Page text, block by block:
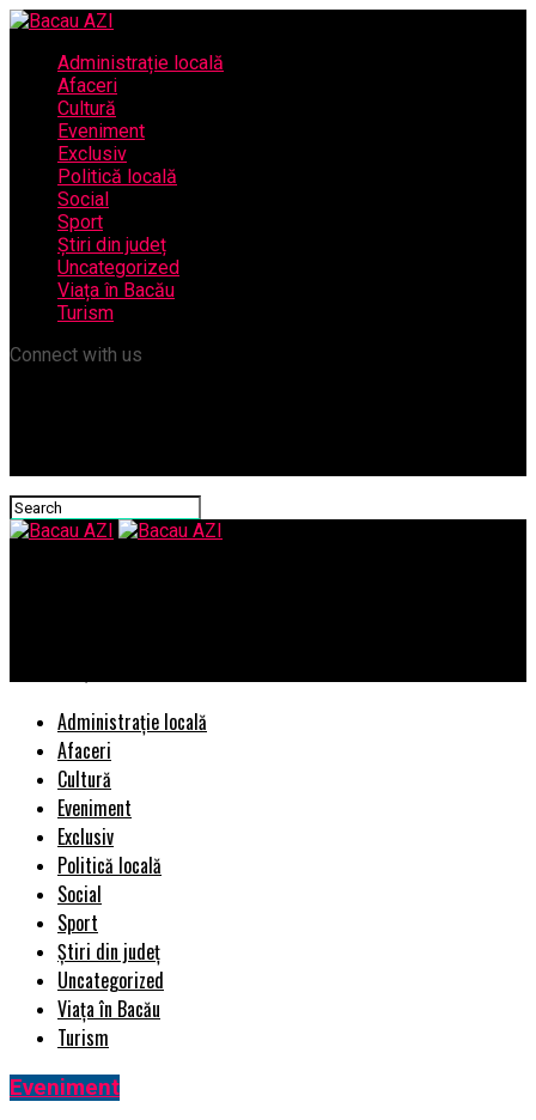
Administrație locală
Afaceri
Cultură
Eveniment
Exclusiv
Politică locală
Social
Sport
Știri din județ
Uncategorized
Viața în Bacău
Turism
Connect with us
Administrație locală
Afaceri
Cultură
Eveniment
Exclusiv
Politică locală
Social
Sport
Știri din județ
Uncategorized
Viața în Bacău
Turism
Eveniment